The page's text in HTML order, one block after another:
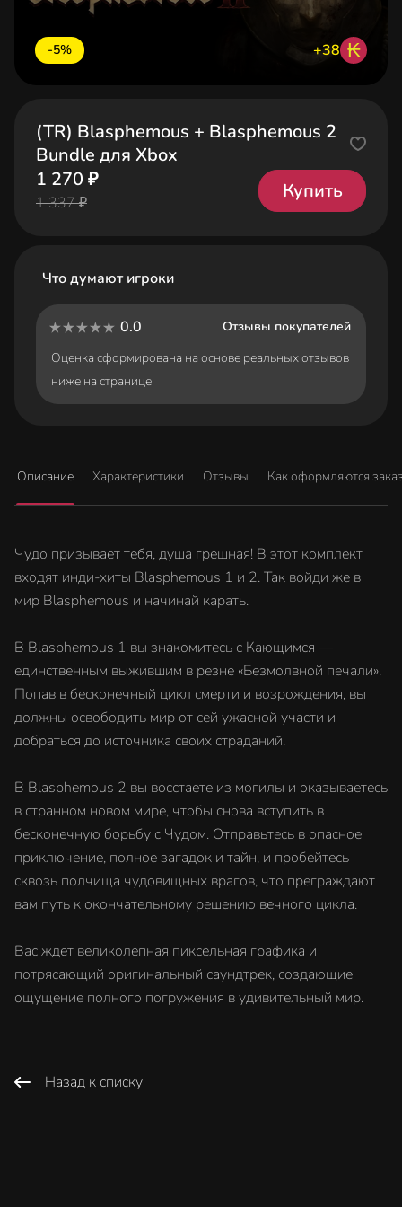
-5% +38 ₭
(TR) Blasphemous + Blasphemous 2
Bundle для Xbox
1 270 ₽
1 337 ₽
Купить
Что думают игроки
0.0
Отзывы покупателей
Оценка сформирована на основе реальных отзывов
ниже на странице.
Описание Характеристики Отзывы Как оформляются
Чудо призывает тебя, душа грешная! В этот комплект
входят инди-хиты Blasphemous 1 и 2. Так войди же в
мир Blasphemous и начинай карать.
В Blasphemous 1 вы знакомитесь с Кающимся —
единственным выжившим в резне «Безмолвной печали».
Попав в бесконечный цикл смерти и возрождения, вы
должны освободить мир от сей ужасной участи и
добраться до источника своих страданий.
В Blasphemous 2 вы восстаете из могилы и оказываетесь
в странном новом мире, чтобы снова вступить в
бесконечную борьбу с Чудом. Отправьтесь в опасное
приключение, полное загадок и тайн, и пробейтесь
сквозь полчища чудовищных врагов, что преграждают
вам путь к окончательному решению вечного цикла.
Вас ждет великолепная пиксельная графика и
потрясающий оригинальный саундтрек, создающие
ощущение полного погружения в удивительный мир.
Назад к списку